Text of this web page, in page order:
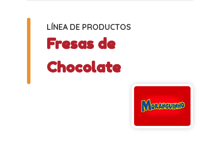
LÍNEA DE PRODUCTOS
Fresas de
Chocolate